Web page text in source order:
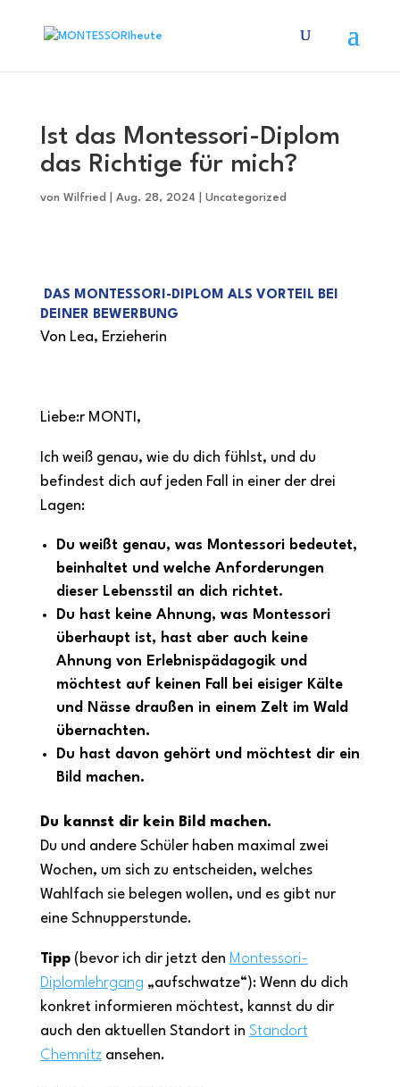
Ist das Montessori-Diplom
das Richtige für mich?
von Wilfried Aug. 28, 2024 Uncategorized
DAS MONTESSORI-DIPLOM ALS VORTEIL BEI
DEINER BEWERBUNG
Von Lea, Erzieherin
Liebe:r MONTI,
Ich weiß genau, wie du dich fühlst, und du
befindest dich auf jeden Fall in einer der drei
Lagen:
Du weißt genau, was Montessori bedeutet,
beinhaltet und welche Anforderungen
dieser Lebensstil an dich richtet.
Du hast keine Ahnung, was Montessori
überhaupt ist, hast aber auch keine
Ahnung von Erlebnispädagogik und
möchtest auf keinen Fall bei eisiger Kälte
und Nässe draußen in einem Zelt im Wald
übernachten.
Du hast davon gehört und möchtest dir ein
Bild machen.
Du kannst dir kein Bild machen.
Du und andere Schüler haben maximal zwei
Wochen, um sich zu entscheiden, welches
Wahlfach sie belegen wollen, und es gibt nur
eine Schnupperstunde.
Tipp(bevor ich dir jetzt den Montessori-
Diplomlehrgang „aufschwatze“): Wenn du dich
konkret informieren möchtest, kannst du dir
auch den aktuellen Standort in Standort
Chemnitzansehen.